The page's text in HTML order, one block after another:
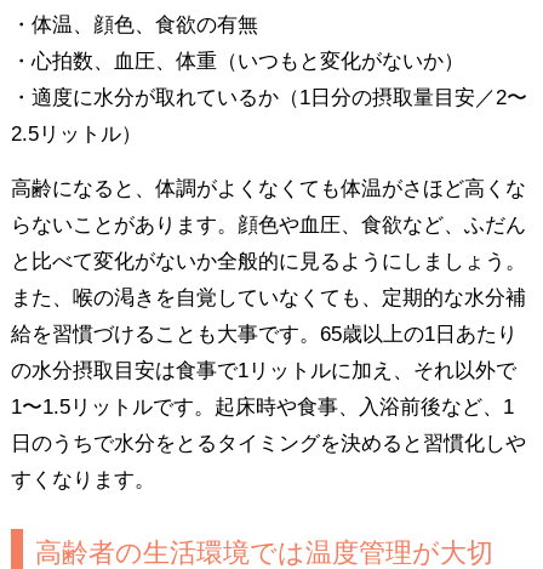
・体温、顔色、食欲の有無
・心拍数、血圧、体重（いつもと変化がないか）
・適度に水分が取れているか（1日分の摂取量目安／2〜
2.5リットル）
高齢になると、体調がよくなくても体温がさほど高くな
らないことがあります。顔色や血圧、食欲など、ふだん
と比べて変化がないか全般的に見るようにしましょう。
また、喉の渇きを自覚していなくても、定期的な水分補
給を習慣づけることも大事です。65歳以上の1日あたり
の水分摂取目安は食事で1リットルに加え、それ以外で
1〜1.5リットルです。起床時や食事、入浴前後など、1
日のうちで水分をとるタイミングを決めると習慣化しや
すくなります。
高齢者の生活環境では温度管理が大切